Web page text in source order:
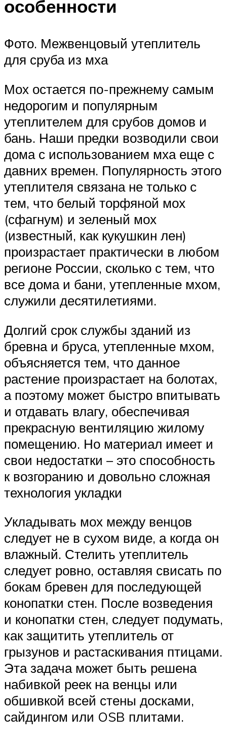
особенности
Фото. Межвенцовый утеплитель
для сруба из мха
Мох остается по-прежнему самым
недорогим и популярным
утеплителем для срубов домов и
бань. Наши предки возводили свои
дома с использованием мха еще с
давних времен. Популярность этого
утеплителя связана не только с
тем, что белый торфяной мох
(сфагнум) и зеленый мох
(известный, как кукушкин лен)
произрастает практически в любом
регионе России, сколько с тем, что
все дома и бани, утепленные мхом,
служили десятилетиями.
Долгий срок службы зданий из
бревна и бруса, утепленные мхом,
объясняется тем, что данное
растение произрастает на болотах,
а поэтому может быстро впитывать
и отдавать влагу, обеспечивая
прекрасную вентиляцию жилому
помещению. Но материал имеет и
свои недостатки – это способность
к возгоранию и довольно сложная
технология укладки
Укладывать мох между венцов
следует не в сухом виде, а когда он
влажный. Стелить утеплитель
следует ровно, оставляя свисать по
бокам бревен для последующей
конопатки стен. После возведения
и конопатки стен, следует подумать,
как защитить утеплитель от
грызунов и растаскивания птицами.
Эта задача может быть решена
набивкой реек на венцы или
обшивкой всей стены досками,
сайдингом или OSB плитами.